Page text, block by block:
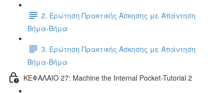
2. Ερώτηση Πρακτικής Άσκησης με Απάντηση
Βήμα-Βήμα
3. Ερώτηση Πρακτικής Άσκησης με Απάντηση
Βήμα-Βήμα
ΚΕΦΑΛΑΙΟ 27: Machine the Internal Pocket-Tutorial 2